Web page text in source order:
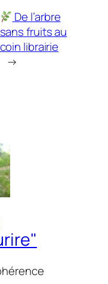
De l’arbre
sans fruits au
coin librairie
→